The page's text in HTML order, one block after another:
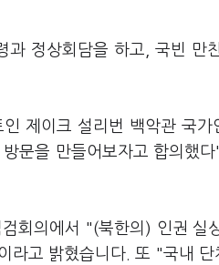
정상회담을 하고, 국빈 만
제이크 설리번 백악관 국가
문을 만들어보자고 합의했
회의에서 "(북한의) 인권 실
라고 밝혔습니다. 또 "국내 단